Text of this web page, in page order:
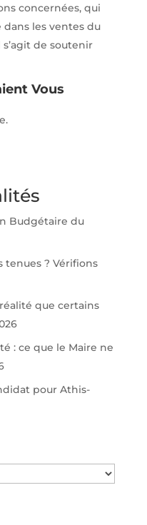
concernées, qui
les ventes du
de soutenir
Vous
Budgétaire du
tenues ? Vérifions
que certains
: ce que le Maire ne
pour Athis-